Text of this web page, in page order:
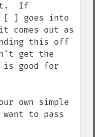
If
[ ] goes into
comes out as
this off
get the
is good for
own simple
to pass